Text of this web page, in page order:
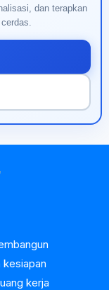
dan terapkan
kerja